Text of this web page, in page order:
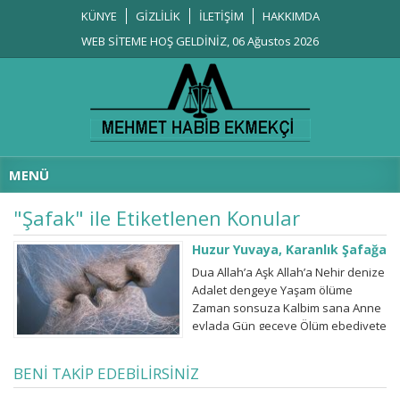
KÜNYE GİZLİLİK İLETİŞİM
HAKKIMDA
WEB SİTEME HOŞ GELDİNİZ, 06 Ağustos 2026
MENÜ
"Şafak" ile Etiketlenen Konular
Huzur Yuvaya, Karanlık Şafağa
Dua Allah’a Aşk Allah’a Nehir denize
Adalet dengeye Yaşam ölüme
Zaman sonsuza Kalbim sana Anne
evlada Gün geceye Ölüm ebediyete
yarınlara Huzur yuvaya Karanlık
BENİ TAKİP EDEBİLİRSİNİZ